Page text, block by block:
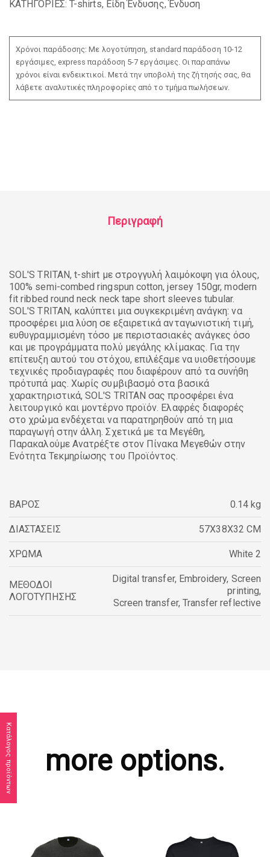
Κατάλογος προϊόντων
ΚΑΤΗΓΟΡΙΕΣ: T-shirts, Είδη Ένδυσης,Ένδυση
Χρόνοι παράδοσης: Με λογοτύπηση, standard παράδοση 10-12
εργάσιμες, express παράδοση 5-7 εργάσιμες. Οι παραπάνω
χρόνοι είναι ενδεικτικοί. Μετά την υποβολή της ζήτησής σας, θα
λάβετε αναλυτικές πληροφορίες από το τμήμα πωλήσεων.
Περιγραφή
SOL'S TRITAN, t-shirt με στρογγυλή λαιμόκοψη για όλους,
100% semi-combed ringspun cotton, jersey 150gr, modern
fit ribbed round neck neck tape short sleeves tubular.
SOL'S TRITAN, καλύπτει μια συγκεκριμένη ανάγκη: να
προσφέρει μια λύση σε εξαιρετικά ανταγωνιστική τιμή,
ευθυγραμμισμένη τόσο με περιστασιακές ανάγκες όσο
και με προγράμματα πολύ μεγάλης κλίμακας. Για την
επίτευξη αυτού του στόχου, επιλέξαμε να υιοθετήσουμε
τεχνικές προδιαγραφές που διαφέρουν από τα συνήθη
πρότυπά μας. Χωρίς συμβιβασμό στα βασικά
χαρακτηριστικά, SOL'S TRITAN σας προσφέρει ένα
λειτουργικό και μοντέρνο προϊόν. Ελαφρές διαφορές
στο χρώμα ενδέχεται να παρατηρηθούν από τη μια
παραγωγή στην άλλη. Σχετικά με τα Μεγέθη,
Παρακαλούμε Ανατρέξτε στον Πίνακα Μεγεθών στην
Ενότητα Τεκμηρίωσης του Προϊόντος.
ΒΑΡΟΣ 0.14 kg
ΔΙΑΣΤΑΣΕΙΣ 57X38X32 CM
ΧΡΩΜΑ White 2
ΜΕΘΟΔΟΙ
ΛΟΓΟΤΥΠΗΣΗΣ
Digital transfer, Embroidery, Screen
printing,
Screen transfer, Transfer reflective
more options.